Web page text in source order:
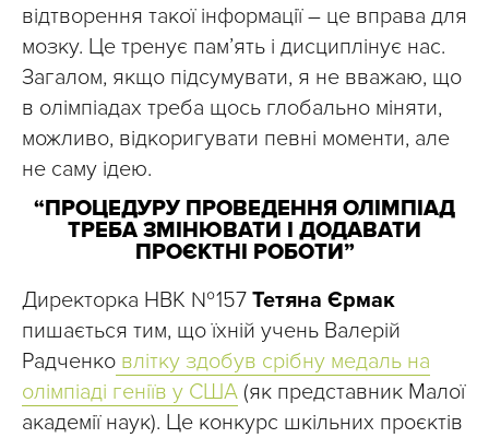
відтворення такої інформації – це вправа для
мозку. Це тренує пам’ять і дисциплінує нас.
Загалом, якщо підсумувати, я не вважаю, що
в олімпіадах треба щось глобально міняти,
можливо, відкоригувати певні моменти, але
не саму ідею.
“ПРОЦЕДУРУ ПРОВЕДЕННЯ ОЛІМПІАД
ТРЕБА ЗМІНЮВАТИ І ДОДАВАТИ
ПРОЄКТНІ РОБОТИ”
Директорка НВК № 157 Тетяна Єрмак
пишається тим, що їхній учень Валерій
Радченко влітку здобув срібну медаль на
олімпіаді геніїв у США (як представник Малої
академії наук). Це конкурс шкільних проєктів